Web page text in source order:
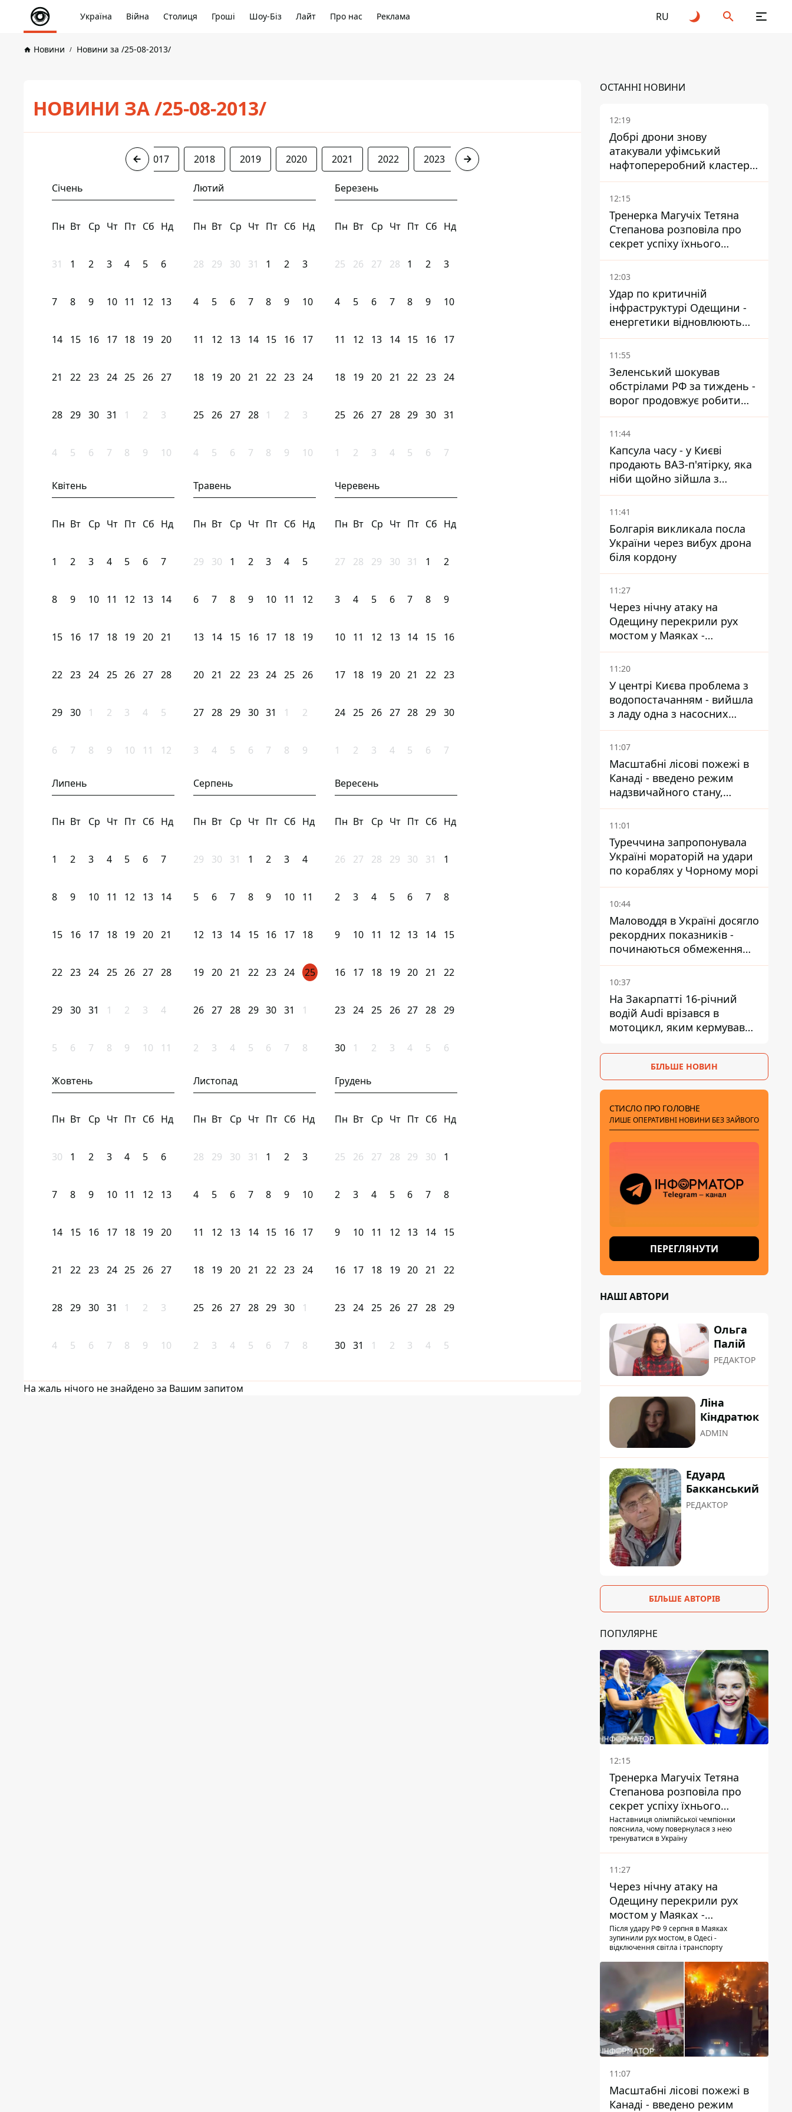
Україна Війна Столиця Гроші Шоу-Біз Лайт Про нас Реклама RU
Новини Новини за /25-08-2013/
НОВИНИ ЗА /25-08-2013/
2017 2018 2019 2020 2021 2022 2023 2024
Січень
Пн Вт Ср Чт Пт Сб Нд
31 1 2 3 4 5 6
7 8 9 10 11 12 13
14 15 16 17 18 19 20
21 22 23 24 25 26 27
28 29 30 31 1 2 3
4 5 6 7 8 9 10
Лютий
Пн Вт Ср Чт Пт Сб Нд
28 29 30 31 1 2 3
4 5 6 7 8 9 10
11 12 13 14 15 16 17
18 19 20 21 22 23 24
25 26 27 28 1 2 3
4 5 6 7 8 9 10
Березень
Пн Вт Ср Чт Пт Сб Нд
25 26 27 28 1 2 3
4 5 6 7 8 9 10
11 12 13 14 15 16 17
18 19 20 21 22 23 24
25 26 27 28 29 30 31
1 2 3 4 5 6 7
Квітень
Пн Вт Ср Чт Пт Сб Нд
1 2 3 4 5 6 7
8 9 10 11 12 13 14
15 16 17 18 19 20 21
22 23 24 25 26 27 28
29 30 1 2 3 4 5
6 7 8 9 10 11 12
Травень
Пн Вт Ср Чт Пт Сб Нд
29 30 1 2 3 4 5
6 7 8 9 10 11 12
13 14 15 16 17 18 19
20 21 22 23 24 25 26
27 28 29 30 31 1 2
3 4 5 6 7 8 9
Черевень
Пн Вт Ср Чт Пт Сб Нд
27 28 29 30 31 1 2
3 4 5 6 7 8 9
10 11 12 13 14 15 16
17 18 19 20 21 22 23
24 25 26 27 28 29 30
1 2 3 4 5 6 7
Липень
Пн Вт Ср Чт Пт Сб Нд
1 2 3 4 5 6 7
8 9 10 11 12 13 14
15 16 17 18 19 20 21
22 23 24 25 26 27 28
29 30 31 1 2 3 4
5 6 7 8 9 10 11
Серпень
Пн Вт Ср Чт Пт Сб Нд
29 30 31 1 2 3 4
5 6 7 8 9 10 11
12 13 14 15 16 17 18
19 20 21 22 23 24 25
26 27 28 29 30 31 1
2 3 4 5 6 7 8
Вересень
Пн Вт Ср Чт Пт Сб Нд
26 27 28 29 30 31 1
2 3 4 5 6 7 8
9 10 11 12 13 14 15
16 17 18 19 20 21 22
23 24 25 26 27 28 29
30 1 2 3 4 5 6
Жовтень
Пн Вт Ср Чт Пт Сб Нд
30 1 2 3 4 5 6
7 8 9 10 11 12 13
14 15 16 17 18 19 20
21 22 23 24 25 26 27
28 29 30 31 1 2 3
4 5 6 7 8 9 10
Листопад
Пн Вт Ср Чт Пт Сб Нд
28 29 30 31 1 2 3
4 5 6 7 8 9 10
11 12 13 14 15 16 17
18 19 20 21 22 23 24
25 26 27 28 29 30 1
2 3 4 5 6 7 8
Грудень
Пн Вт Ср Чт Пт Сб Нд
25 26 27 28 29 30 1
2 3 4 5 6 7 8
9 10 11 12 13 14 15
16 17 18 19 20 21 22
23 24 25 26 27 28 29
30 31 1 2 3 4 5
На жаль нічого не знайдено за Вашим запитом
ОСТАННІ НОВИНИ
12:19
Добрі дрони знову
атакували уфімський
нафтопереробний кластер -
один упав на недобудову
12:15
Тренерка Магучіх Тетяна
Степанова розповіла про
секрет успіху їхнього
тандему
12:03
Удар по критичній
інфраструктурі Одещини -
енергетики відновлюють
світло
11:55
Зеленський шокував
обстрілами РФ за тиждень -
ворог продовжує робити
ставку на балістичний
терор
11:44
Капсула часу - у Києві
продають ВАЗ-п'ятірку, яка
ніби щойно зійшла з
конвейєра
11:41
Болгарія викликала посла
України через вибух дрона
біля кордону
11:27
Через нічну атаку на
Одещину перекрили рух
мостом у Маяках -
подробиці від ДПСУ
11:20
У центрі Києва проблема з
водопостачанням - вийшла
з ладу одна з насосних
станцій
11:07
Масштабні лісові пожежі в
Канаді - введено режим
надзвичайного стану,
виїхали понад 20 тисяч
людей
11:01
Туреччина запропонувала
Україні мораторій на удари
по кораблях у Чорному морі
10:44
Маловоддя в Україні досягло
рекордних показників -
починаються обмеження
водопостачання
10:37
На Закарпатті 16-річний
водій Audi врізався в
мотоцикл, яким кермував
БІЛЬШЕ НОВИН
СТИСЛО ПРО ГОЛОВНЕ
ЛИШЕ ОПЕРАТИВНІ НОВИНИ БЕЗ ЗАЙВОГО
ПЕРЕГЛЯНУТИ
НАШІ АВТОРИ
Ольга
Палій
РЕДАКТОР
Ліна
Кіндратюк
ADMIN
Едуард
Бакканський
РЕДАКТОР
БІЛЬШЕ АВТОРІВ
ПОПУЛЯРНЕ
12:15
Тренерка Магучіх Тетяна
Степанова розповіла про
секрет успіху їхнього
тандему
Наставниця олімпійської чемпіонки
пояснила, чому повернулася з нею
тренуватися в Україну
11:27
Через нічну атаку на
Одещину перекрили рух
мостом у Маяках -
подробиці від ДПСУ
Після удару РФ 9 серпня в Маяках
зупинили рух мостом, в Одесі -
відключення світла і транспорту
11:07
Масштабні лісові пожежі в
Канаді - введено режим